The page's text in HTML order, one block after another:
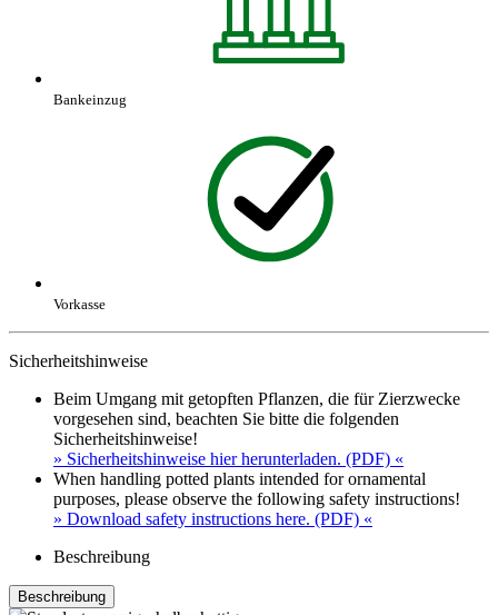
Bankeinzug
Vorkasse
Sicherheitshinweise
Beim Umgang mit getopften Pflanzen, die für Zierzwecke
vorgesehen sind, beachten Sie bitte die folgenden
Sicherheitshinweise!
» Sicherheitshinweise hier herunterladen. (PDF) «
When handling potted plants intended for ornamental
purposes, please observe the following safety instructions!
» Download safety instructions here. (PDF) «
Beschreibung
Beschreibung